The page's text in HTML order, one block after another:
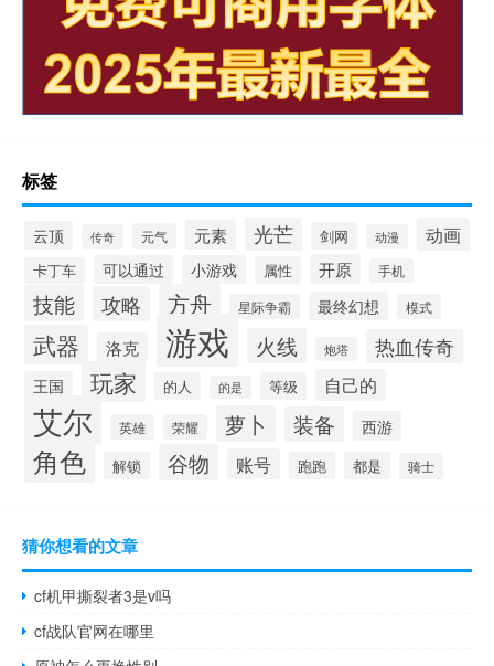
标签
云顶 传奇 元气 元素 光芒 剑网 动漫 动画
卡丁车 可以通过 小游戏 属性 开原 手机
技能 攻略 方舟 星际争霸 最终幻想 模式
武器 洛克 游戏 火线 炮塔 热血传奇
王国 玩家 的人 的是 等级 自己的
艾尔 英雄 荣耀 萝卜 装备 西游
角色 解锁 谷物 账号 跑跑 都是 骑士
猜你想看的文章
cf机甲撕裂者3是v吗
cf战队官网在哪里